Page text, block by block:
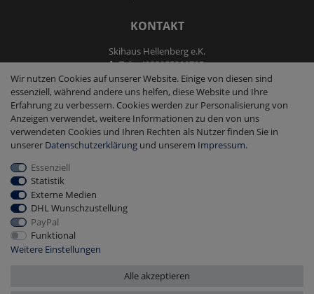
KONTAKT
Skihaus Hellenberg e.K.
Tel: +4933855200795
Fax: +4933855200793
kontakt@ski-andmore.de
2026 Skihaus Hellenberg e.K.
*Alle Preise inkl. MwSt., zzgl. Versandkosten
Wir nutzen Cookies auf unserer Website. Einige von diesen sind
essenziell, während andere uns helfen, diese Website und Ihre
Erfahrung zu verbessern. Cookies werden zur Personalisierung von
Anzeigen verwendet, weitere Informationen zu den von uns
verwendeten Cookies und Ihren Rechten als Nutzer finden Sie in
unserer Daten­schutz­erklärung und unserem Impressum.
Essenziell
Statistik
Externe Medien
DHL Wunschzustellung
PayPal
Funktional
Weitere Einstellungen
Alle akzeptieren